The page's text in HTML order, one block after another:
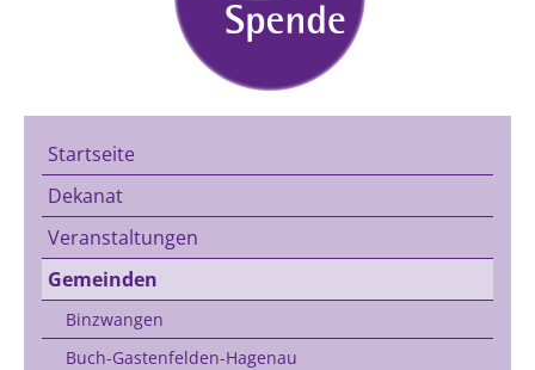
Startseite
Dekanat
Veranstaltungen
Gemeinden
Binzwangen
Buch-Gastenfelden-Hagenau